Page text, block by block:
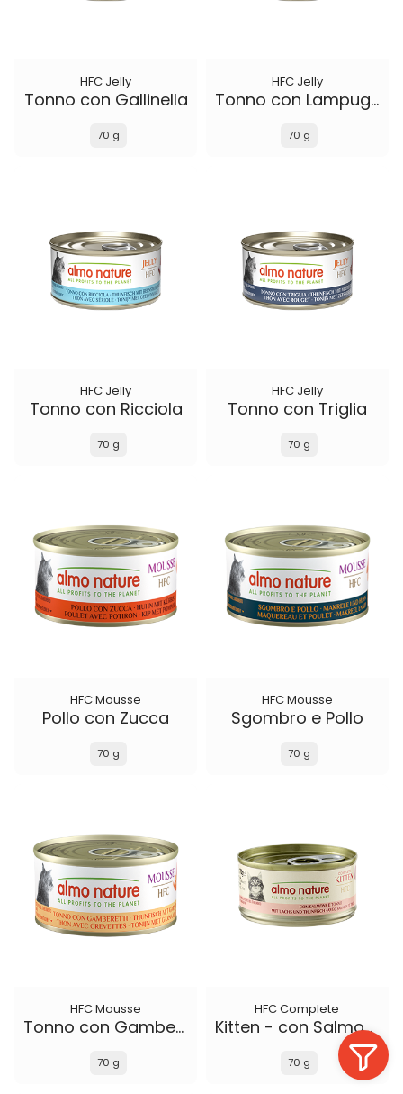
HFC Jelly
Tonno con Gallinella
70 g
HFC Jelly
Tonno con Lampuga
70 g
HFC Jelly
Tonno con Ricciola
70 g
HFC Jelly
Tonno con Triglia
70 g
HFC Mousse
Pollo con Zucca
70 g
HFC Mousse
Sgombro e Pollo
70 g
HFC Mousse
Tonno con Gamberetti
70 g
HFC Complete
Kitten - con Salmone e Tonno
70 g